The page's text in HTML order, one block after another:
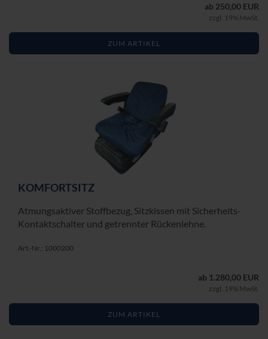
ab 250,00 EUR
zzgl. 19% MwSt.
ZUM ARTIKEL
KOM­FORT­SITZ
At­mungs­ak­ti­ver Stoff­be­zug, Sitz­kis­sen mit Sicherheits-​
Kontaktschalter und ge­trenn­ter Rü­cken­leh­ne.
Art.-Nr.: 1000200
ab 1.280,00 EUR
zzgl. 19% MwSt.
ZUM ARTIKEL